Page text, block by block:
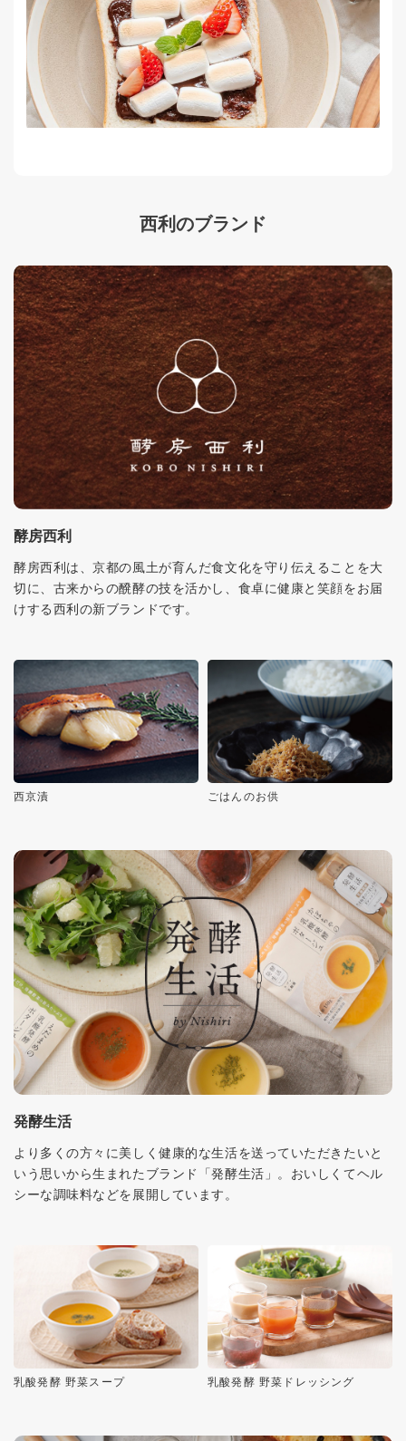
西利のブランド
酵房西利
酵房西利は、京都の風土が育んだ食文化を守り伝えることを大
切に、古来からの醗酵の技を活かし、食卓に健康と笑顔をお届
けする西利の新ブランドです。
西京漬 ごはんのお供
発酵生活
より多くの方々に美しく健康的な生活を送っていただきたいと
いう思いから生まれたブランド「発酵生活」。おいしくてヘル
シーな調味料などを展開しています。
乳酸発酵 野菜スープ 乳酸発酵 野菜ドレッシング